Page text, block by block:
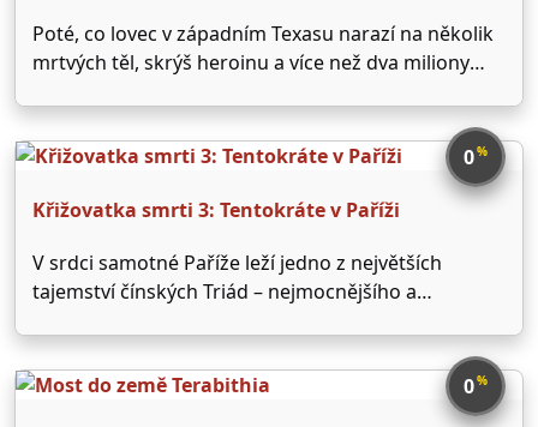
Poté, co lovec v západním Texasu narazí na několik
mrtvých těl, skrýš heroinu a více než dva miliony
0%
Křižovatka smrti 3: Tentokráte v Paříži
V srdci samotné Paříže leží jedno z největších
tajemství čínských Triád – nejmocnějšího a
Velvyslanec Han objevil pravou identitu jedné z
nejnebezpečnějších osob v širokém okruhu
zločinců, kterou byl pevně rozhodnut zveřejnit. To
0%